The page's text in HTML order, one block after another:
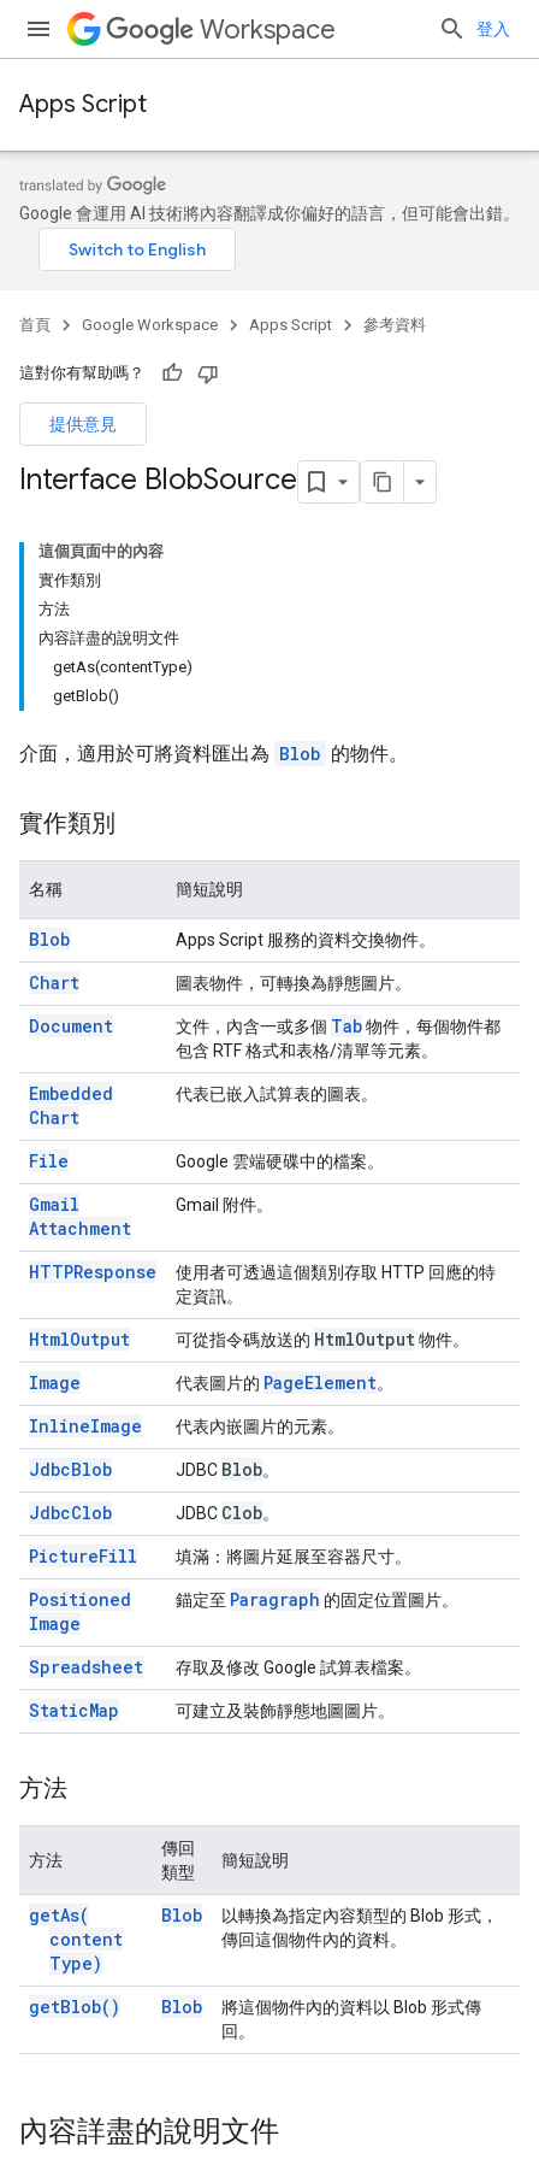
Workspace 登入
Apps Script
Google 會運用 AI 技術將內容翻譯成你偏好的語言，但可能會出錯。
首頁 Google Workspace Apps Script 參考資料
這對你有幫助嗎？
提供意見
Interface BlobSource
這個頁面中的內容
實作類別
方法
內容詳盡的說明文件
getAs(contentType)
getBlob()
介面，適用於可將資料匯出為 Blob 的物件。
實作類別
名稱 簡短說明
Blob Apps Script 服務的資料交換物件。
Chart 圖表物件，可轉換為靜態圖片。
Document 文件，內含一或多個 Tab物件，每個物件都
包含 RTF 格式和表格/清單等元素。
Embedded
Chart
代表已嵌入試算表的圖表。
File Google 雲端硬碟中的檔案。
Gmail
Attachment
Gmail 附件。
HTTPResponse
使用者可透過這個類別存取 HTTP 回應的特
定資訊。
HtmlOutput 可從指令碼放送的 HtmlOutput物件。
Image 代表圖片的 PageElement。
InlineImage 代表內嵌圖片的元素。
JdbcBlob JDBC Blob。
JdbcClob JDBC Clob。
PictureFill 填滿：將圖片延展至容器尺寸。
Positioned
Image
錨定至 Paragraph 的固定位置圖片。
Spreadsheet 存取及修改 Google 試算表檔案。
StaticMap 可建立及裝飾靜態地圖圖片。
方法
方法
傳回
類型
簡短說明
getAs(
content
Type)
Blob
以轉換為指定內容類型的 Blob 形式，
傳回這個物件內的資料。
getBlob( ) Blob
將這個物件內的資料以 Blob 形式傳
回。
內容詳盡的說明文件